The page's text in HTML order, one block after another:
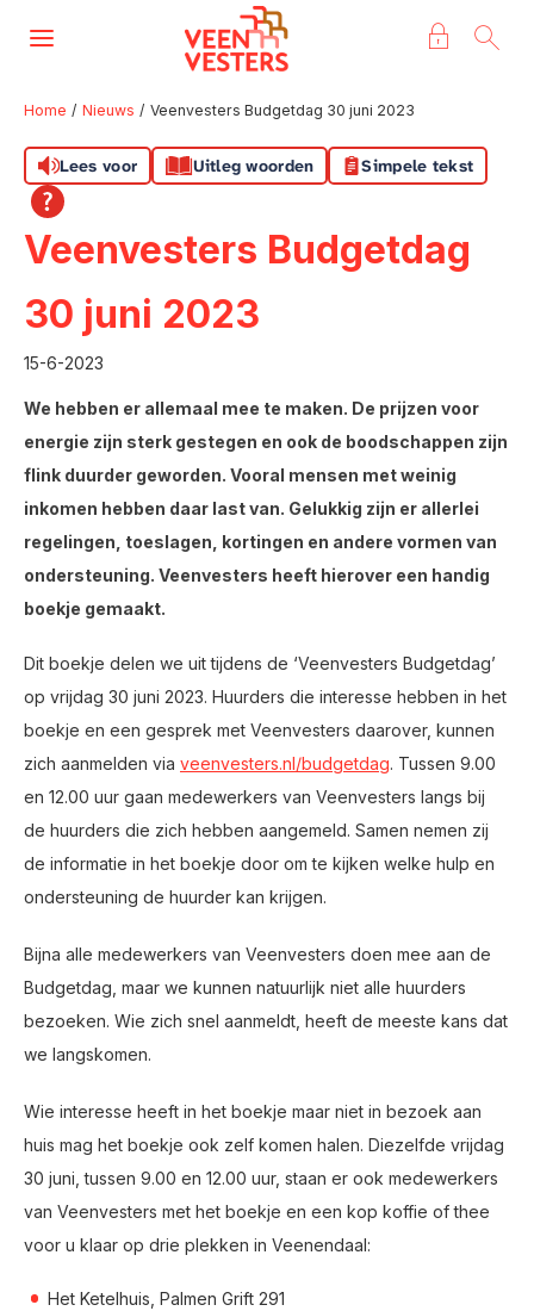
Naar hoofdinhoud
Naar hoofdnavigatiemenu
Naar zoeken
Naar de homepage
Ga naar Hoofd
Home Nieuws Veenvesters Budgetdag 30 juni 2023
Lees voor Uitleg woorden Simpele tekst
Veenvesters Budgetdag
30 juni 2023
15-6-2023
We hebben er allemaal mee te maken. De prijzen voor
energie zijn sterk gestegen en ook de boodschappen zijn
flink duurder geworden. Vooral mensen met weinig
inkomen hebben daar last van. Gelukkig zijn er allerlei
regelingen, toeslagen, kortingen en andere vormen van
ondersteuning. Veenvesters heeft hierover een handig
boekje gemaakt.
Dit boekje delen we uit tijdens de ‘Veenvesters Budgetdag’
op vrijdag 30 juni 2023. Huurders die interesse hebben in het
boekje en een gesprek met Veenvesters daarover, kunnen
zich aanmelden via veenvesters.nl/budgetdag. Tussen 9.00
en 12.00 uur gaan medewerkers van Veenvesters langs bij
de huurders die zich hebben aangemeld. Samen nemen zij
de informatie in het boekje door om te kijken welke hulp en
ondersteuning de huurder kan krijgen.
Bijna alle medewerkers van Veenvesters doen mee aan de
Budgetdag, maar we kunnen natuurlijk niet alle huurders
bezoeken. Wie zich snel aanmeldt, heeft de meeste kans dat
we langskomen.
Wie interesse heeft in het boekje maar niet in bezoek aan
huis mag het boekje ook zelf komen halen. Diezelfde vrijdag
30 juni, tussen 9.00 en 12.00 uur, staan er ook medewerkers
van Veenvesters met het boekje en een kop koffie of thee
voor u klaar op drie plekken in Veenendaal:
Het Ketelhuis, Palmen Grift 291